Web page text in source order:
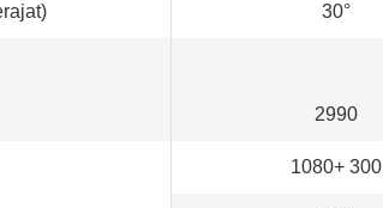
30°
2990
1080+ 300